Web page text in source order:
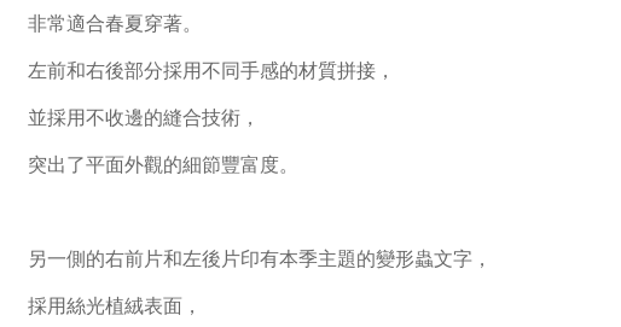
非常適合春夏穿著。
左前和右後部分採用不同手感的材質拼接，
並採用不收邊的縫合技術，
突出了平面外觀的細節豐富度。
另一側的右前片和左後片印有本季主題的變形蟲文字，
採用絲光植絨表面，